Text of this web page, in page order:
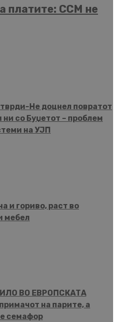
платите: ССМ не
Не доцнел повратот
со Буџетот – проблем
на УЈП
и гориво, раст во
мебел
ВО ЕВРОПСКАТА
на парите, а
семафор